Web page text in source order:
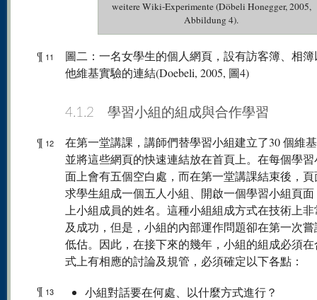
weitere Wiki-Experimente (Döbeli Honegger, 2005,
Abbildung 4).
¶ 11
圖二：一名女學生的個人網頁，設有訪客簿、相
他維基實驗的連結(Doebeli, 2005, 圖4)
4.1.2 學習小組的組成與合作學習
¶ 12
在第一堂講課，講師們替學習小組建立了30 個維
並將這些網頁的快速連結放在首頁上。在每個學
面上會有五個空白處，而在第一堂講課結束後，
求學生組成一個五人小組、開啟一個學習小組頁
上小組成員的姓名。這種小組組成方式在技術上
及成功，但是，小組的內部運作問題卻在第一次
低估。因此，在接下來的幾年，小組的組成必須
式上有相應的討論及規管，必須確定以下各點：
¶ 13
小組對話要在何處、以什麼方式進行？